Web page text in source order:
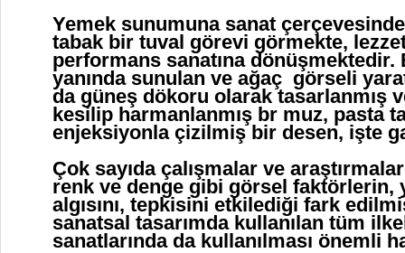
Yemek sunumuna sanat
tabak bir tuval görevi görmekte,
performans sanatına dönüşmektedir.
yanında sunulan ve ağaç görseli
da güneş dökoru olarak tasarlanmış
kesilip harmanlanmış br muz, pasta
enjeksiyonla çizilmiş bir desen, işte
Çok sayıda çalışmalar ve
renk ve denge gibi görsel faktörlerin,
algısını, tepkisini etkilediği fark
sanatsal tasarımda kullanılan tüm
sanatlarında da kullanılması önemli